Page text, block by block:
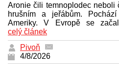
Aronie čili temnoplodec neboli
hrušním a jeřábům.
Ameriky. V Evropě se
celý článek
Pivoň
4/8/2026